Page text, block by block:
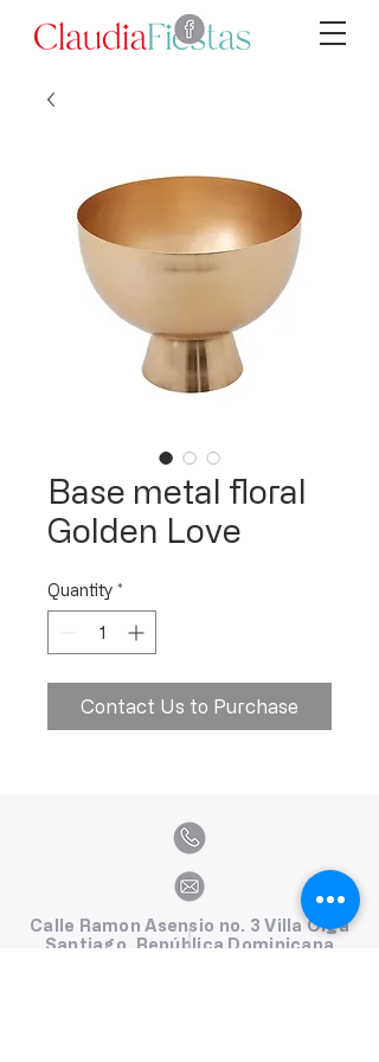
Base metal floral
Golden Love
Quantity *
Contact Us to Purchase
Calle Ramon Asensio no. 3 Villa Olga
Santiago, República Dominicana